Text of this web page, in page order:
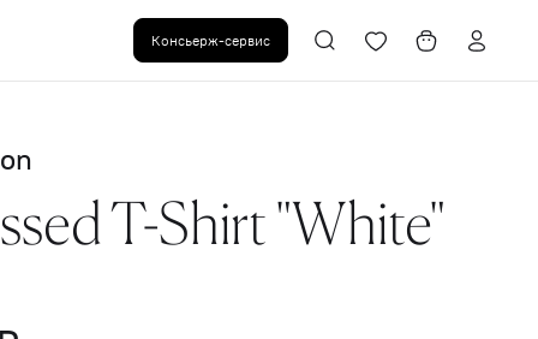
Консьерж-сервис
T-Shirt "White"